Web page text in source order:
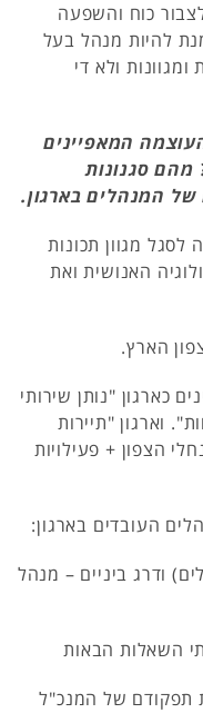
כוח והשפעה
להיות מנהל בעל
ולא די
המאפיינים
סגנונות
המנהלים בארגון.
מגוון תכונות
האנושית ואת
הארץ.
כארגון "נותן שירותי
וארגון "תיירות
הצפון + פעילויות
העובדים בארגון:
ודרג ביניים – מנהל
השאלות הבאות
תפקודם של המנכ"ל